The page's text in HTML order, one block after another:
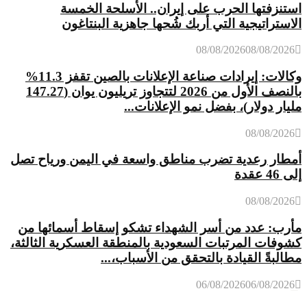
استنزفتها الحرب على إيران.. الأسلحة الخمسة
الاستراتيجية التي أربك شُحها جاهزية البنتاغون
08/08/202608/08/2026
وكالات: إيرادات صناعة الإعلانات بالصين تقفز 11.3%
بالنصف الأول من 2026 لتتجاوز تريليون يوان (147.27
مليار دولار)، بفضل نمو الإعلانات...
08/08/2026
أمطار رعدية تضرب مناطق واسعة في اليمن ورياح تصل
إلى 46 عقدة
08/08/2026
مأرب: عدد من أسر الشهداء تشكو إسقاط أسمائها من
كشوفات المرتبات السعودية بالمنطقة العسكرية الثالثة،
مطالبةً القيادة بالتحقق من الأسباب،...
06/08/202606/08/2026